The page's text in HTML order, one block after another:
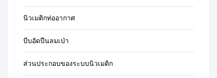
นิวเมติกท่ออากาศ
บีบอัดปืนลมเป่า
ส่วนประกอบของระบบนิวเมติก